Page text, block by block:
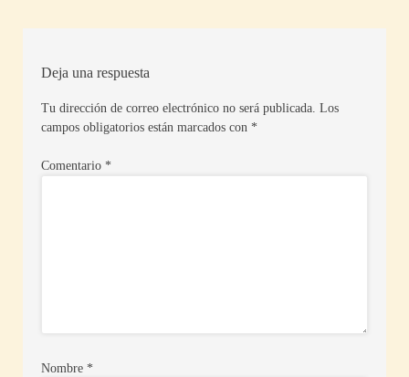
Deja una respuesta
Tu dirección de correo electrónico no será publicada. Los
campos obligatorios están marcados con *
Comentario *
Nombre *